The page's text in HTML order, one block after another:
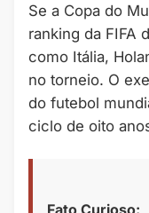
Se a Copa do
ranking da FIFA
como Itália,
no torneio. O
do futebol
ciclo de oito
Fato Curioso: